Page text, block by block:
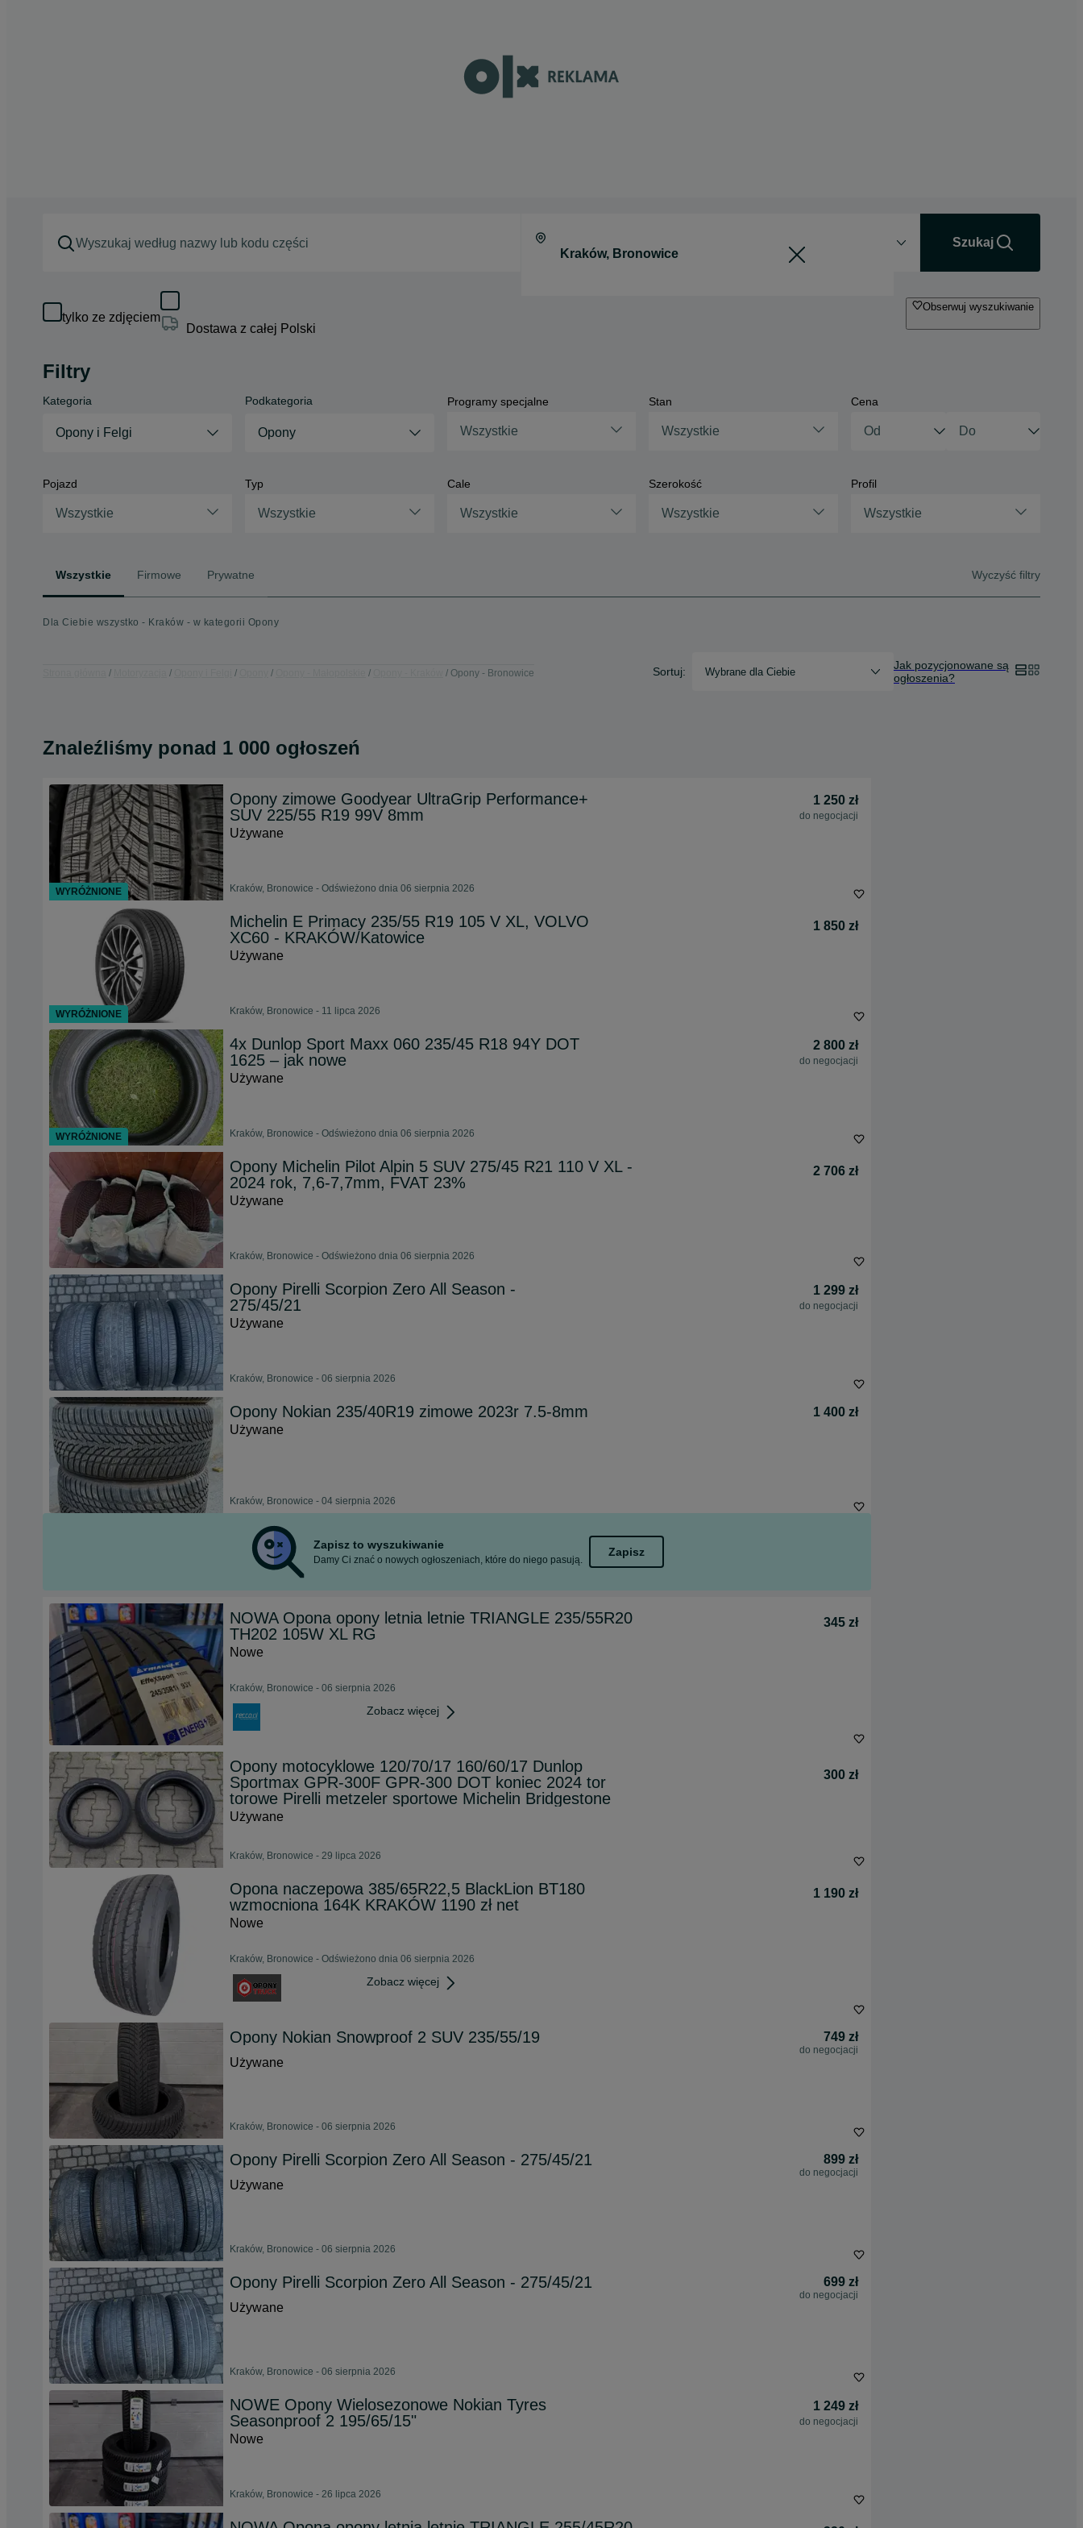
Szukaj
tylko ze zdjęciem
Dostawa z całej Polski
Obserwuj wyszukiwanie
Filtry
Kategoria
Opony i Felgi
Podkategoria
Opony
Programy specjalne
Wszystkie
Stan
Wszystkie
Cena
Pojazd
Wszystkie
Typ
Wszystkie
Cale
Wszystkie
Szerokość
Wszystkie
Profil
Wszystkie
Wszystkie Firmowe Prywatne Wyczyść filtry
Dla Ciebie wszystko - Kraków - w kategorii Opony
Opony - Bronowice Sortuj: Wybrane dla Ciebie
Jak pozycjonowane są
ogłoszenia?
Znaleźliśmy ponad 1 000 ogłoszeń
Opony zimowe Goodyear UltraGrip Performance+
SUV 225/55 R19 99V 8mm
1 250 zł
do negocjacji
Używane
Kraków, Bronowice - Odświeżono dnia 06 sierpnia 2026
Michelin E Primacy 235/55 R19 105 V XL, VOLVO
XC60 - KRAKÓW/Katowice
1 850 zł
Używane
Kraków, Bronowice - 11 lipca 2026
4x Dunlop Sport Maxx 060 235/45 R18 94Y DOT
1625 – jak nowe
2 800 zł
do negocjacji
Używane
Kraków, Bronowice - Odświeżono dnia 06 sierpnia 2026
Opony Michelin Pilot Alpin 5 SUV 275/45 R21 110 V XL -
2024 rok, 7,6-7,7mm, FVAT 23%
2 706 zł
Używane
Kraków, Bronowice - Odświeżono dnia 06 sierpnia 2026
Opony Pirelli Scorpion Zero All Season -
275/45/21
1 299 zł
do negocjacji
Używane
Kraków, Bronowice - 06 sierpnia 2026
Opony Nokian 235/40R19 zimowe 2023r 7.5-8mm
1 400 zł
Używane
Kraków, Bronowice - 04 sierpnia 2026
Zapisz to wyszukiwanie
Damy Ci znać o nowych ogłoszeniach, które do niego pasują.
Zapisz
NOWA Opona opony letnia letnie TRIANGLE 235/55R20
TH202 105W XL RG
345 zł
Nowe
Kraków, Bronowice - 06 sierpnia 2026
Zobacz więcej
Opony motocyklowe 120/70/17 160/60/17 Dunlop
Sportmax GPR-300F GPR-300 DOT koniec 2024 tor
torowe Pirelli metzeler sportowe Michelin Bridgestone
300 zł
Używane
Kraków, Bronowice - 29 lipca 2026
Opona naczepowa 385/65R22,5 BlackLion BT180
wzmocniona 164K KRAKÓW 1190 zł net
1 190 zł
Nowe
Kraków, Bronowice - Odświeżono dnia 06 sierpnia 2026
Zobacz więcej
Opony Nokian Snowproof 2 SUV 235/55/19 749 zł
do negocjacji
Używane
Kraków, Bronowice - 06 sierpnia 2026
Opony Pirelli Scorpion Zero All Season - 275/45/21 899 zł
do negocjacji
Używane
Kraków, Bronowice - 06 sierpnia 2026
Opony Pirelli Scorpion Zero All Season - 275/45/21 699 zł
do negocjacji
Używane
Kraków, Bronowice - 06 sierpnia 2026
NOWE Opony Wielosezonowe Nokian Tyres
Seasonproof 2 195/65/15"
1 249 zł
do negocjacji
Nowe
Kraków, Bronowice - 26 lipca 2026
WYRÓŻNIONE
WYRÓŻNIONE
WYRÓŻNIONE